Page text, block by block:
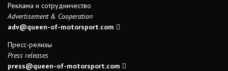
Реклама и сотрудничество
Advertisement & Cooperation
adv@queen-of-motorsport.com
Пресс-релизы
Press releases
press@queen-of-motorsport.com